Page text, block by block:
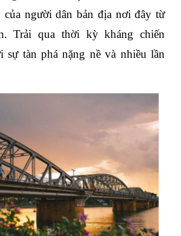
của người dân bản địa nơi đây từ
Trải qua thời kỳ kháng chiến
sự tàn phá nặng nề và nhiều lần